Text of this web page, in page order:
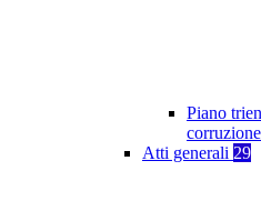
Piano
Atti generali 29